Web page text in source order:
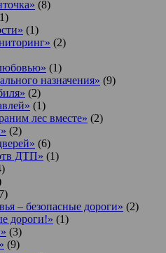
(8)
(1)
(2)
(1)
назначения» (9)
(2)
(1)
лес вместе» (2)
(2)
(6)
ДТП» (1)
– безопасные дороги» (2)
дороги!» (1)
(3)
(9)